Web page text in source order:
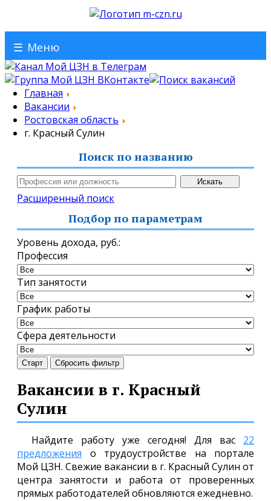
☰ Меню
Главная
Вакансии
Ростовская область
г. Красный Сулин
Поиск по названию
Расширенный поиск
Подбор по параметрам
Уровень дохода, руб.:
Профессия
Тип занятости
График работы
Сфера деятельности
Старт Сбросить фильтр
Вакансии в г. Красный
Сулин
Найдите работу уже сегодня! Для вас 22
предложения о трудоустройстве на портале
Мой ЦЗН. Свежие вакансии в г. Красный Сулин от
центра занятости и работа от проверенных
прямых работодателей обновляются ежедневно.